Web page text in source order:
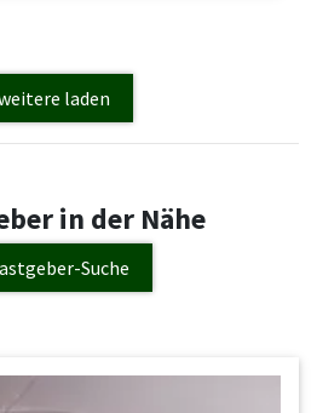
laden
in der Nähe
Suche